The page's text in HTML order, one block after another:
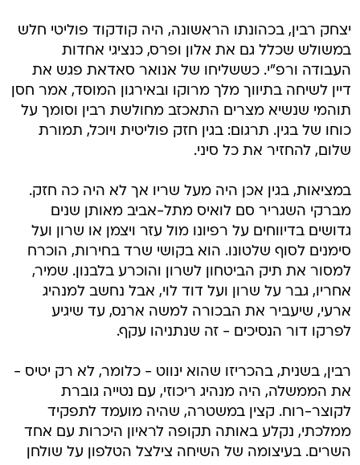
יצחק רבין, בכהונתו הראשונה, היה קודקוד פוליטי חלש
במשולש שכלל גם את אלון ופרס, כנציגי אחדות
העבודה ורפ"י. כששליחו של אנואר סאדאת פגש את
דיין לשיחה בתיווך מלך מרוקו ובאירגון המוסד, אמר חסן
תוהמי שנשיא מצרים התאכזב מחולשת רבין וסומך על
כוחו של בגין. תרגום: בגין חזק פוליטית ויוכל, תמורת
שלום, להחזיר את כל סיני.
במציאות, בגין אכן היה מעל שריו אך לא היה כה חזק.
מברקי השגריר סם לואיס מתל-אביב מאותן שנים
גדושים בדיווחים על רפיונו מול עזר ויצמן או שרון ועל
סימנים לסוף שלטונו. הוא בקושי שרד בחירות, הוכרח
למסור את תיק הביטחון לשרון והוכרע בלבנון. שמיר,
אחריו, גבר על שרון ועל דוד לוי, אבל נחשב למנהיג
ארעי, שיעביר את הבכורה למשה ארנס, עד שיגיע
לפרקו דור הנסיכים - זה שנתניהו עקף.
רבין, בשנית, בהכריזו שהוא ינווט - כלומר, לא רק יטיס -
את הממשלה, היה מנהיג ריכוזי, עם נטייה גוברת
לקוצר-רוח. קצין במשטרה, שהיה מועמד לתפקיד
ממלכתי, נקלע באותה תקופה לראיון היכרות עם אחד
השרים. בעיצומה של השיחה צילצל הטלפון על שולחן